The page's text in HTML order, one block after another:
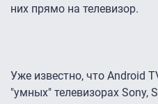
них прямо на телевизор.
Уже известно, что Android
"умных" телевизорах Sony,